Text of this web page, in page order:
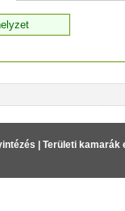
Területi kamarák